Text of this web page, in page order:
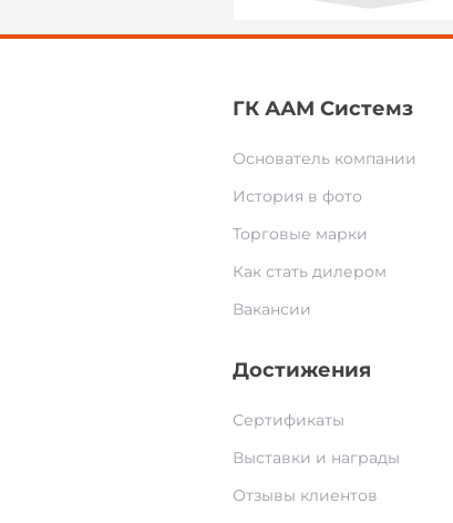
ГК ААМ Системз
Основатель компании
История в фото
Торговые марки
Как стать дилером
Вакансии
Достижения
Сертификаты
Выставки и награды
Отзывы клиентов